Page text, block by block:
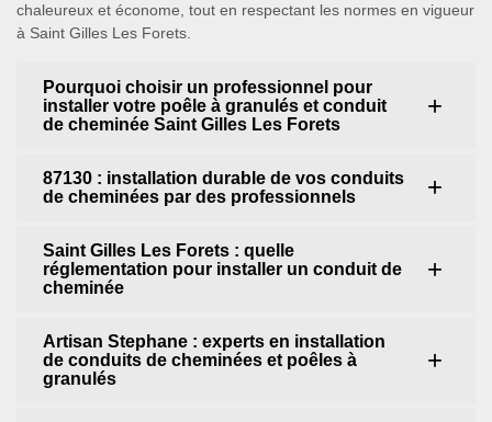
chaleureux et économe, tout en respectant les normes en vigueur
à Saint Gilles Les Forets.
Pourquoi choisir un professionnel pour
installer votre poêle à granulés et conduit
de cheminée Saint Gilles Les Forets
87130 : installation durable de vos conduits
de cheminées par des professionnels
Saint Gilles Les Forets : quelle
réglementation pour installer un conduit de
cheminée
Artisan Stephane : experts en installation
de conduits de cheminées et poêles à
granulés